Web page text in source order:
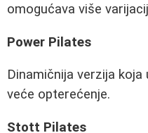
omogućava više
Power Pilates
Dinamičnija verzija
veće opterećenje.
Stott Pilates